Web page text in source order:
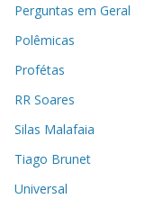
Perguntas em Geral
Polêmicas
Profétas
RR Soares
Silas Malafaia
Tiago Brunet
Universal